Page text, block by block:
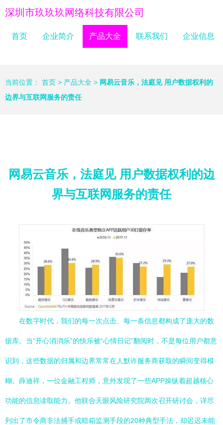
深圳市玖玖玖网络科技有限公司
首页 企业简介 产品大全 联系我们 企业信息
当前位置： 首页 > 产品大全 > 网易云音乐，法庭见 用户数据权利的
边界与互联网服务的责任
网易云音乐，法庭见 用户数据权利的边
界与互联网服务的责任
在数字时代，我们的每一次点击、每一条信息都构成了庞大的数
据库。当“开心消消乐”的快乐被“心情日记”翻阅时，不是每位用户都意
识到，这些数据的归属和边界常常在人默许服务商获取的瞬间变得模
糊。薛迪祥，一位金融工程师，意外发现了一些APP操纵着超越核心
功能的信息读取能力。他联合天眼风险研究院两次召开研讨会，详尽
列出了市令商非法捕手或暗箱监测手段的20种典型手法，却迟迟未能